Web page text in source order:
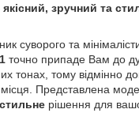
якісний, зручний та
суворого та
точно припаде Вам до
тонах, тому відмінно
Представлена
рішення для